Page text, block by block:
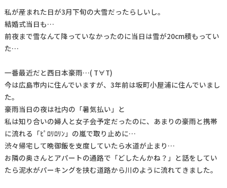
私が産まれた日が3月下旬の大雪だったらしいし。
結婚式当日も…
前夜まで雪なんて降っていなかったのに当日は雪が20cm積もってい
た…
一番最近だと西日本豪雨…( T∀T)
今は広島市内に住んでいますが、3年前は坂町小屋浦に住んでいまし
た。
豪雨当日の夜は社内の「暑気払い」と
私は知り合いの婦人と女子会予定だったのに、あまりの豪雨と携帯
に流れる「ﾋﾟﾛﾘﾛﾘﾝ」の嵐で取り止めに…
渋々帰宅して晩御飯を支度していたら水道が止まり…
お隣の奥さんとアパートの通路で「どしたんかね？」と話をしてい
たら泥水がパーキングを挟む道路から川のように流れてきました。